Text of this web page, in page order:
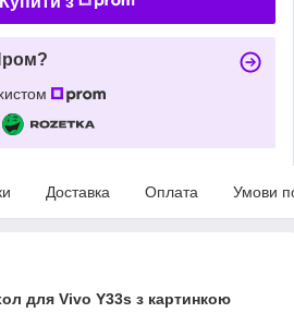
Доставка Оплата Умови
для Vivo Y33s з картинкою